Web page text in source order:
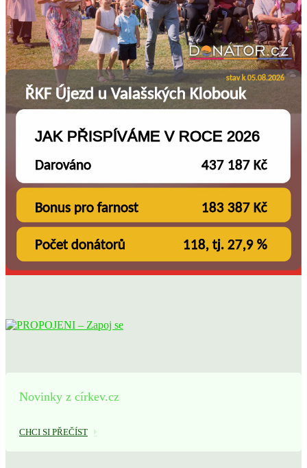
Novinky z církev.cz
CHCI SI PŘEČÍST